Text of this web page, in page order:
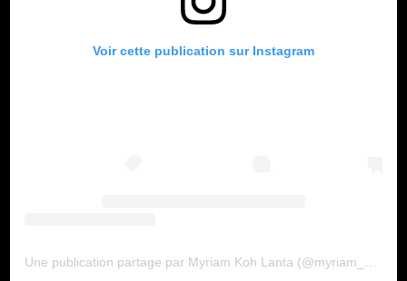
Voir cette publication sur Instagram
Une publication partage par Myriam Koh Lanta (@myriam_kohlanta21)